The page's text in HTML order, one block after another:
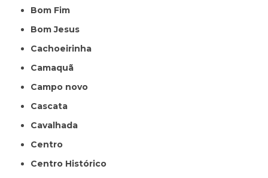
Bom Fim
Bom Jesus
Cachoeirinha
Camaquã
Campo novo
Cascata
Cavalhada
Centro
Centro Histórico